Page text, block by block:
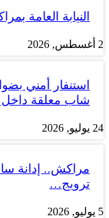
النيابة العامة
2 أغسطس, 2026
استنفار أمني
شاب معلقة
24 يوليو, 2026
مراكش.. إدانة
ترويج…
5 يوليو, 2026